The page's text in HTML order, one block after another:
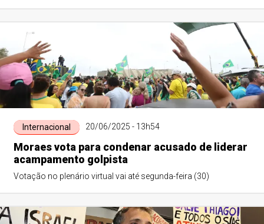
Internacional 20/06/2025 - 13h54
Moraes vota para condenar acusado de liderar
acampamento golpista
Votação no plenário virtual vai até segunda-feira (30)